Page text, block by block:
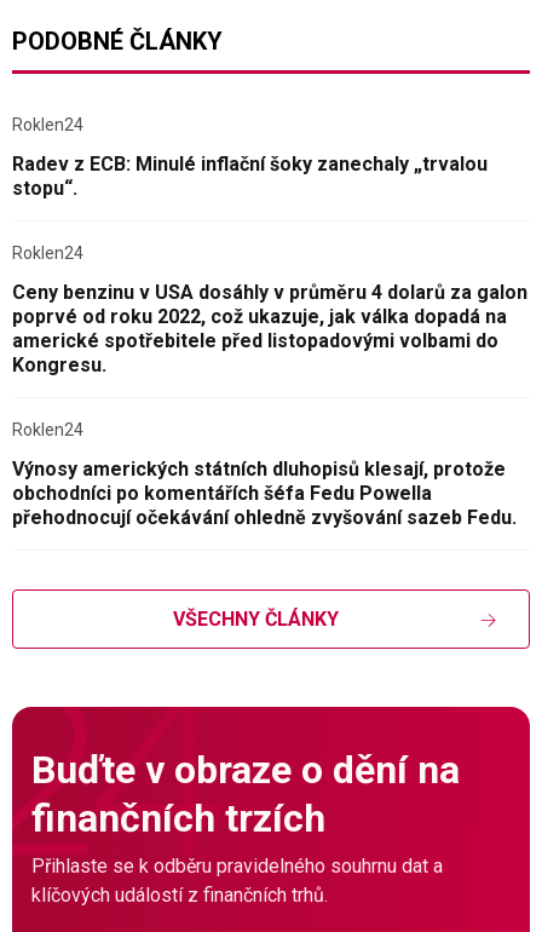
PODOBNÉ ČLÁNKY
Roklen24
Radev z ECB: Minulé inflační šoky zanechaly „trvalou
stopu“.
Roklen24
Ceny benzinu v USA dosáhly v průměru 4 dolarů za galon
poprvé od roku 2022, což ukazuje, jak válka dopadá na
americké spotřebitele před listopadovými volbami do
Kongresu.
Roklen24
Výnosy amerických státních dluhopisů klesají, protože
obchodníci po komentářích šéfa Fedu Powella
přehodnocují očekávání ohledně zvyšování sazeb Fedu.
VŠECHNY ČLÁNKY
Buďte v obraze o dění na
finančních trzích
Přihlaste se k odběru pravidelného souhrnu dat a
klíčových událostí z finančních trhů.